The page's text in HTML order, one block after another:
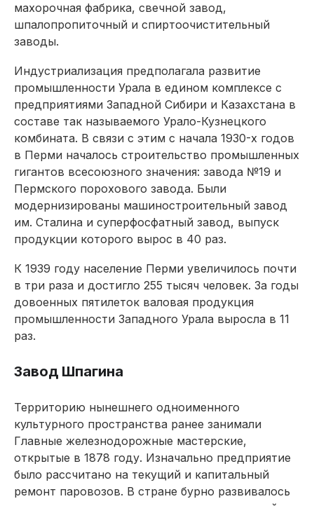
махорочная фабрика, свечной завод,
шпалопропиточный и спирто­очистительный
заводы.
Индустриализация предполагала развитие
промышленности Урала в едином комплексе с
предприятиями Западной Сибири и Казахстана в
составе так называемого Урало-Кузнецкого
комбината. В связи с этим с начала 1930-х годов
в Перми началось строительство промышленных
гигантов всесоюзного значения: завода №19 и
Пермского порохового завода. Были
модернизированы машинострои­тельный завод
им. Сталина и суперфосфатный завод, выпуск
продукции которого вырос в 40 раз.
К 1939 году население Перми увеличилось почти
в три раза и достигло 255 тысяч человек. За годы
довоенных пятилеток валовая продукция
промышленности Западного Урала выросла в 11
раз.
Завод Шпагина
Территорию нынешнего одноименного
культурного пространства ранее занимали
Главные железнодорожные мастерские,
открытые в 1878 году. Изначально предприятие
было рассчитано на текущий и капитальный
ремонт паровозов. В стране бурно развивалось